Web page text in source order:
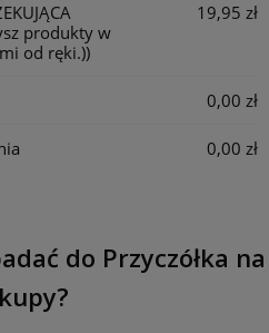
produkty w
od ręki.))
19,95 zł
0,00 zł
0,00 zł
do Przyczółka na